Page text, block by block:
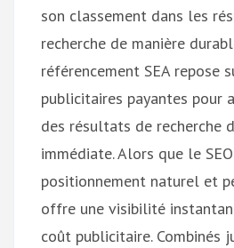
son classement dans les
recherche de manière
référencement SEA repose
publicitaires payantes pour
des résultats de recherche
immédiate. Alors que le
positionnement naturel et
offre une visibilité
coût publicitaire. Combinés